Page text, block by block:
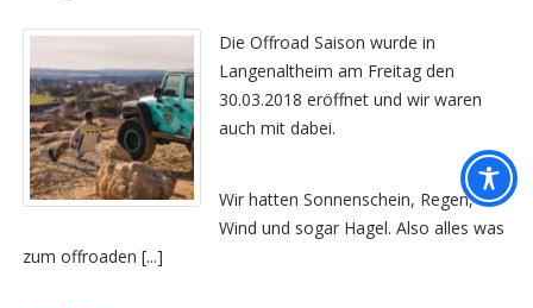
Die Offroad Saison wurde in
Langenaltheim am Freitag den
30.03.2018 eröffnet und wir waren
auch mit dabei.
Wir hatten Sonnenschein, Regen,
Wind und sogar Hagel. Also alles was
zum offroaden [...]